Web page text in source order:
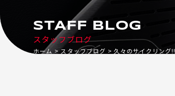
スタッフブログ
STAFF BLOG
ホーム スタッフブログ 久々のサイクリング!!